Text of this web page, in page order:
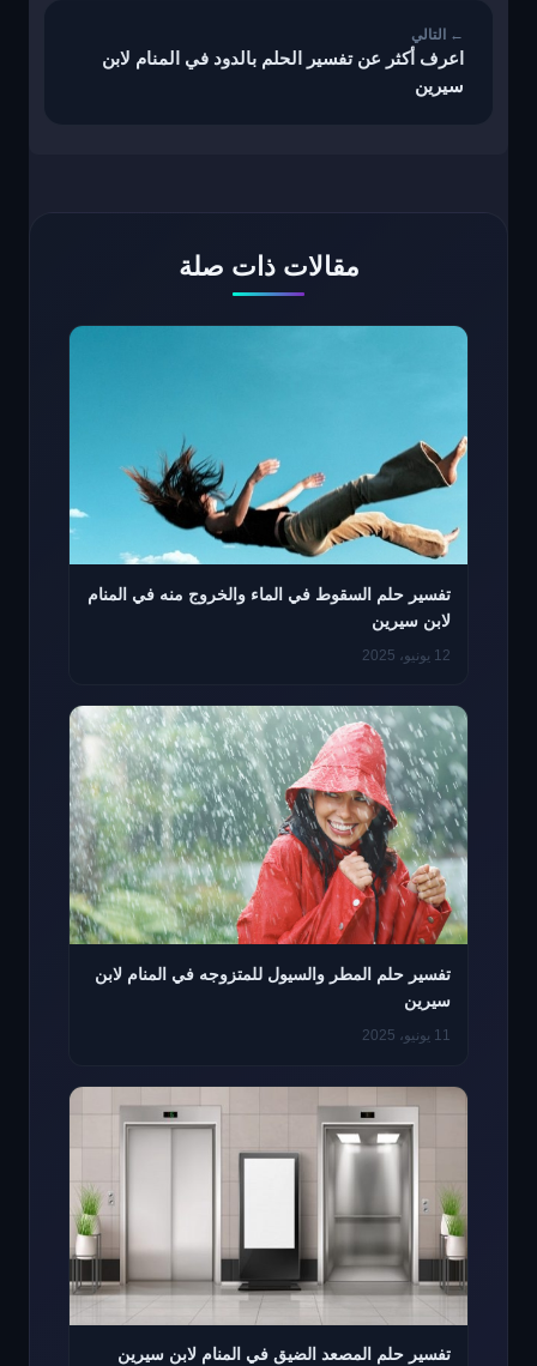
اعرف أكثر عن تفسير الحلم بالدود في المنام لابن
سيرين
مقالات ذات صلة
تفسير حلم السقوط في الماء والخروج منه في المنام
لابن سيرين
12 يونيو، 2025
تفسير حلم المطر والسيول للمتزوجه في المنام لابن
سيرين
11 يونيو، 2025
تفسير حلم المصعد الضيق في المنام لابن سيرين